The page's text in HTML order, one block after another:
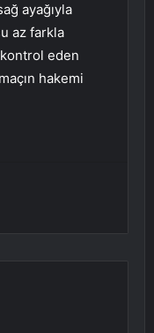
ayağıyla
az farkla
kontrol eden
hakemi